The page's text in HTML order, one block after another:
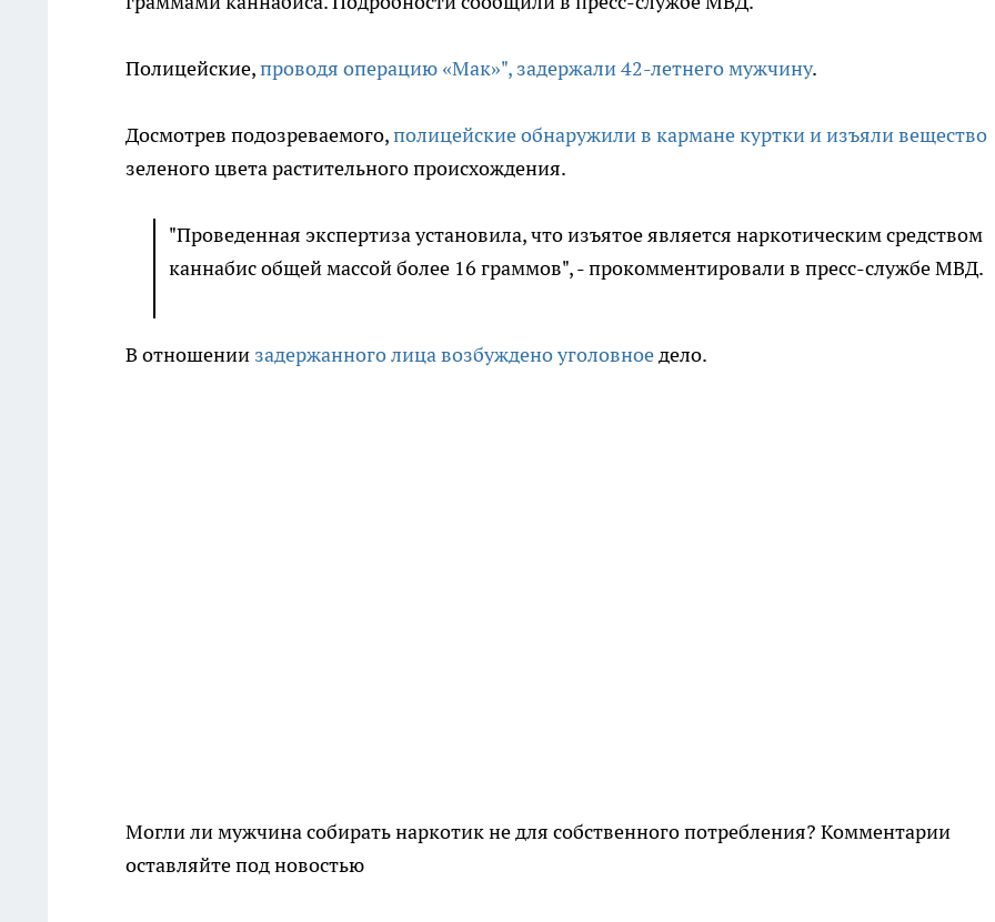
Полицейские,проводя операцию «Мак»", задержали 42-летнего мужчину.
Досмотрев подозреваемого,полицейские обнаружили в кармане куртки и изъяли вещество
зеленого цвета растительного происхождения.
"Проведенная экспертиза установила, что изъятое является наркотическим средством
каннабис общей массой более 16 граммов", - прокомментировали в пресс-службе МВД.
В отношении задержанного лица возбуждено уголовноедело.
Могли ли мужчина собирать наркотик не для собственного потребления? Комментарии
оставляйте под новостью